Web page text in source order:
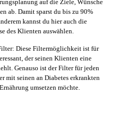
auf die Ziele, Wünsche
ab. Damit sparst du bis zu 90%
kannst du hier auch die
des Klienten auswählen.
Diese Filtermöglichkeit ist für
der seinen Klienten eine
Genauso ist der Filter für jeden
mit seinen an Diabetes erkrankten
umsetzen möchte.